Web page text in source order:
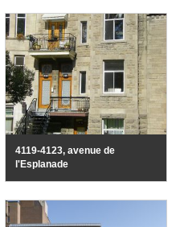
4119-4123, avenue de
l'Esplanade